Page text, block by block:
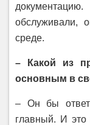
обслуживали,
среде.
– Какой из
основным в
– Он бы
главный. И это